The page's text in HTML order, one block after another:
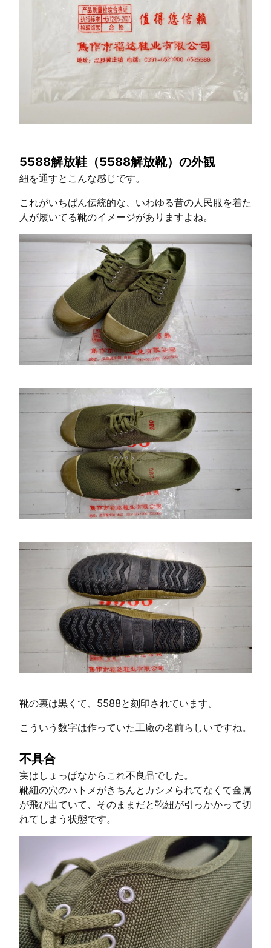
5588解放鞋（5588解放靴）の外観
紐を通すとこんな感じです。
これがいちばん伝統的な、いわゆる昔の人民服を着た
人が履いてる靴のイメージがありますよね。
靴の裏は黒くて、5588と刻印されています。
こういう数字は作っていた工廠の名前らしいですね。
不具合
実はしょっぱなからこれ不良品でした。
靴紐の穴のハトメがきちんとカシメられてなくて金属
が飛び出ていて、そのままだと靴紐が引っかかって切
れてしまう状態です。